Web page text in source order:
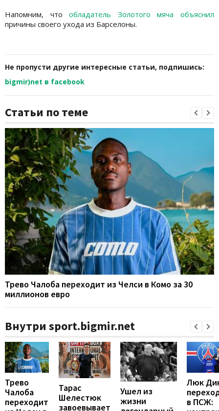
Напомним, чтообладатель Золотого мяча объяснил
причины своего ухода из Барселоны.
Не пропусти другие интересные статьи, подпишись:
bigmir)net в facebook
Статьи по теме
Трево Чалоба переходит из Челси в Комо за 30
миллионов евро
Внутри sport.bigmir.net
Трево
Чалоба
переходит
Тарас
Шелестюк
завоевывает
Ушел из
жизни
Люк
в ПСЖ: